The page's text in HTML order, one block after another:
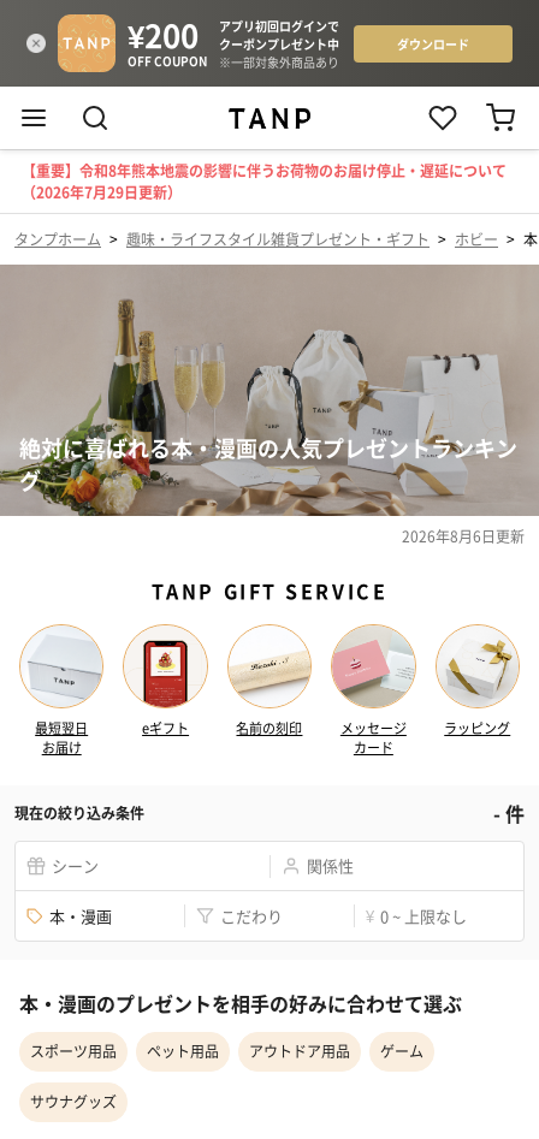
【重要】令和8年熊本地震の影響に伴うお荷物のお届け停止・遅延について
（2026年7月29日更新）
タンプホーム > 趣味・ライフスタイル雑貨プレゼント・ギフト > ホビー >
絶対に喜ばれる本・漫画の人気プレゼントランキン
グ
2026年8月6日更新
TANP GIFT SERVICE
最短翌日
お届け
eギフト 名前の刻印
メッセージ
カード
ラッピング
現在の絞り込み条件 -件
シーン 関係性
本・漫画 こだわり ¥ 0 ~ 上限なし
本・漫画のプレゼントを相手の好みに合わせて選ぶ
スポーツ用品 ペット用品 アウトドア用品 ゲーム
サウナグッズ